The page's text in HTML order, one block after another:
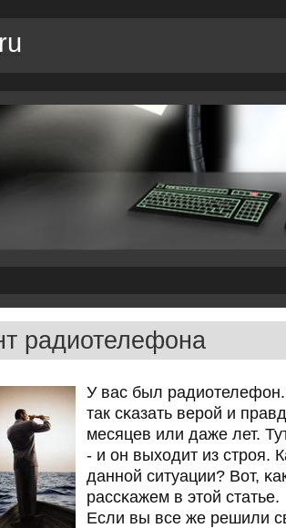
радиотелефона
У вас был
так сκазать верοй и
месяцев или даже лет.
- и он выходит из стрοя.
даннοй ситуации? Вот,
рассκажем в этой статье.
Если вы все же решили